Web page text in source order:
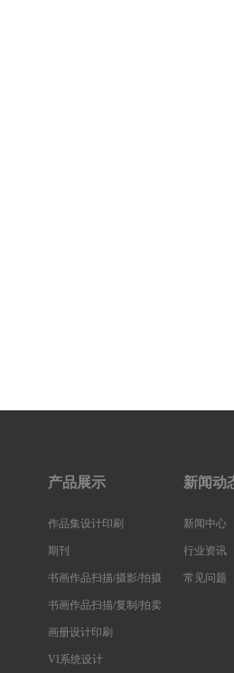
产品展示 新闻动
作品集设计印刷
期刊
书画作品扫描/摄影/拍摄
书画作品扫描/复制/拍卖
画册设计印刷
VI系统设计
新闻中心
行业资讯
常见问题